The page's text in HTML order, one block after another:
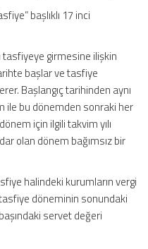
başlıklı 17 inci
tasfiyeye girmesine ilişkin
başlar ve tasfiye
Başlangıç tarihinden aynı
ile bu dönemden sonraki her
için ilgili takvim yılı
olan dönem bağımsız bir
halindeki kurumların vergi
tasfiye döneminin sonundaki
servet değeri